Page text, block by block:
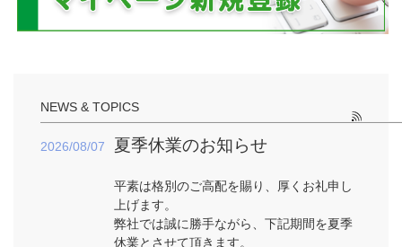
NEWS & TOPICS
2026/08/07 夏季休業のお知らせ
平素は格別のご高配を賜り、厚くお礼申し
上げます。
弊社では誠に勝手ながら、下記期間を夏季
休業とさせて頂きます。